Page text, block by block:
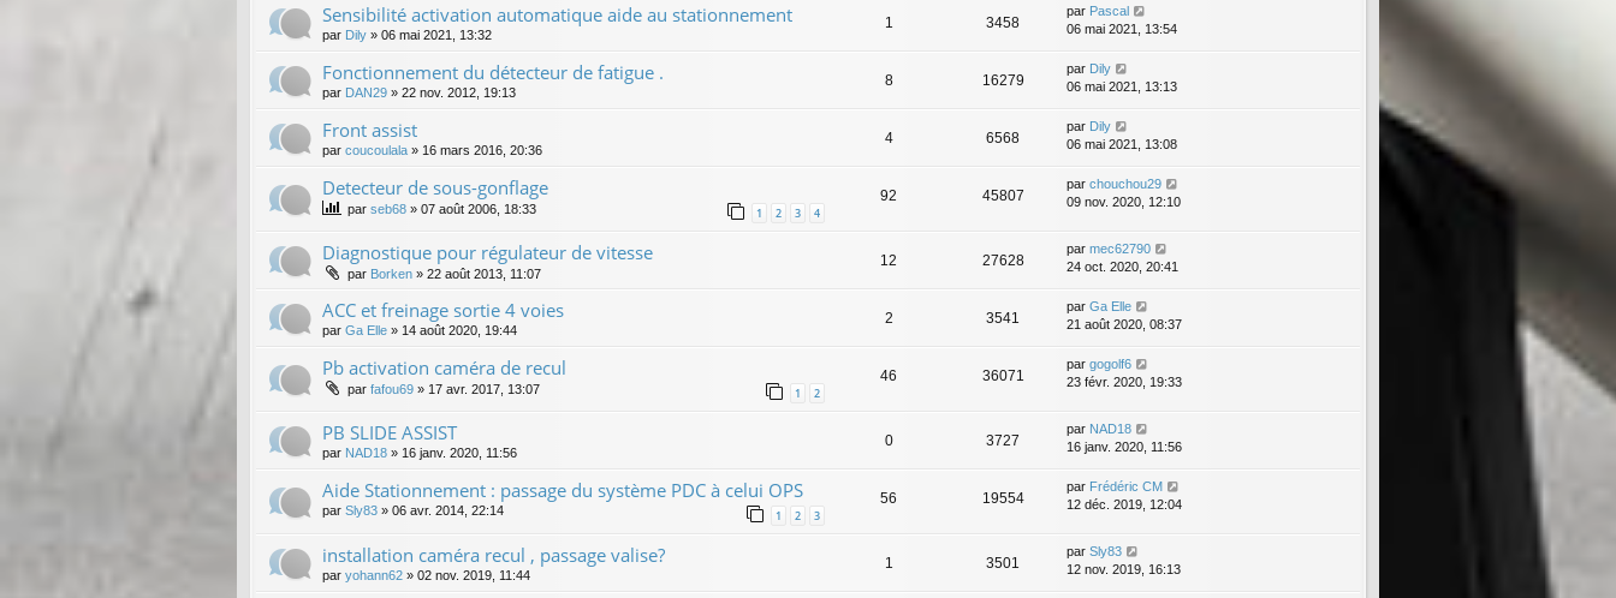
Sensibilité activation automatique aide au stationnement
par Dily » 06 mai 2021, 13:32
1 3458
par Pascal
06 mai 2021, 13:54
Fonctionnement du détecteur de fatigue .
par DAN29 » 22 nov. 2012, 19:13
8 16279
par Dily
06 mai 2021, 13:13
Front assist
par coucoulala » 16 mars 2016, 20:36
4 6568
par Dily
06 mai 2021, 13:08
Detecteur de sous-gonflage
par seb68 » 07 août 2006, 18:33 1 2 3 4
92 45807
par chouchou29
09 nov. 2020, 12:10
Diagnostique pour régulateur de vitesse
par Borken » 22 août 2013, 11:07
12 27628
par mec62790
24 oct. 2020, 20:41
ACC et freinage sortie 4 voies
par Ga Elle » 14 août 2020, 19:44
2 3541
par Ga Elle
21 août 2020, 08:37
Pb activation caméra de recul
par fafou69 » 17 avr. 2017, 13:07 1 2
46 36071
par gogolf6
23 févr. 2020, 19:33
PB SLIDE ASSIST
par NAD18 » 16 janv. 2020, 11:56
0 3727
par NAD18
16 janv. 2020, 11:56
Aide Stationnement : passage du système PDC à celui OPS
par Sly83 » 06 avr. 2014, 22:14 1 2 3
56 19554
par Frédéric CM
12 déc. 2019, 12:04
installation caméra recul , passage valise?
par yohann62 » 02 nov. 2019, 11:44
1 3501
par Sly83
12 nov. 2019, 16:13